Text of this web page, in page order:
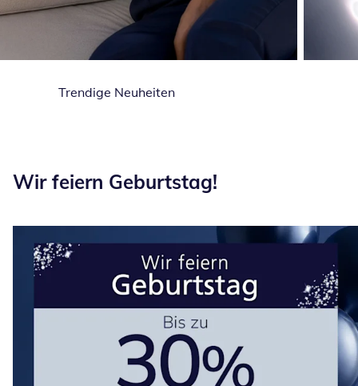
Trendige Neuheiten
Wir feiern Geburtstag!
Wir feiern Geburtstag!